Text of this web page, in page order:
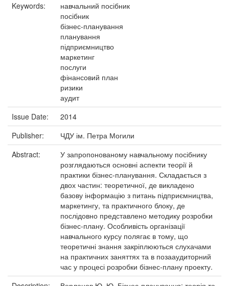
Keywords:
навчальний посібник
посібник
бізнес-планування
планування
підприємництво
маркетинг
послуги
фінансовий план
ризики
аудит
Issue Date:
2014
Publisher:
ЧДУ ім. Петра Могили
Abstract:
У запропонованому навчальному посібнику
розглядаються основні аспекти теорії й
практики бізнес-планування. Складається з
двох частин: теоретичної, де викладено
базову інформацію з питань підприємництва,
маркетингу, та практичного блоку, де
послідовно представлено методику розробки
бізнес-плану. Особливість організації
навчального курсу полягає в тому, що
теоретичні знання закріплюються слухачами
на практичних заняттях та в позааудиторний
час у процесі розробки бізнес-плану проекту.